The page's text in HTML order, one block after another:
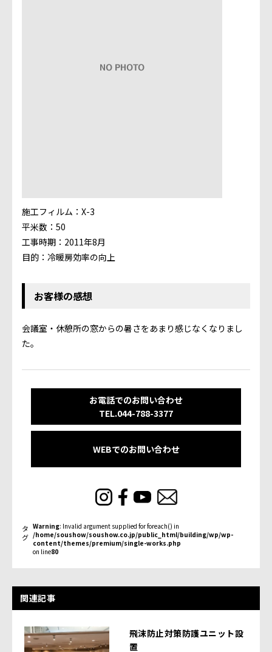
施工フィルム：X-3
平米数：50
工事時期：2011年8月
目的：冷暖房効率の向上
お客様の感想
会議室・休憩所の窓からの暑さをあまり感じなくなりまし
た。
お電話でのお問い合わせ
TEL.044-788-3377
WEBでのお問い合わせ
タ
グ
Warning: Invalid argument supplied for foreach() in
/home/soushow/soushow.co.jp/public_html/building/wp/wp-
content/themes/premium/single-works.php
on line80
関連記事
飛沫防止対策防護ユニット設
置